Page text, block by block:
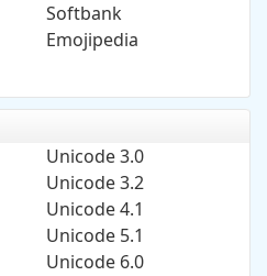
Softbank
Emojipedia
Unicode 3.0
Unicode 3.2
Unicode 4.1
Unicode 5.1
Unicode 6.0